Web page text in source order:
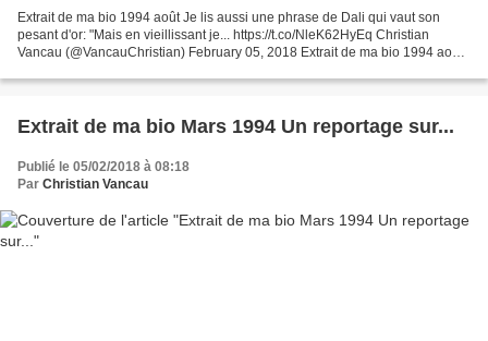
Extrait de ma bio 1994 août Je lis aussi une phrase de Dali qui vaut son
pesant d'or: "Mais en vieillissant je... https://t.co/NleK62HyEq Christian
Vancau (@VancauChristian) February 05, 2018 Extrait de ma bio 1994 août
Extrait de ma bio Mars 1994 Un reportage sur...
Publié le 05/02/2018 à 08:18
Par Christian Vancau